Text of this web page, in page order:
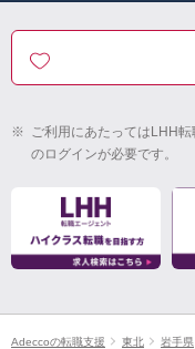
※ ご利用にあたってはLHH
のログインが必要です。
Adeccoの転職支援 東北 岩手県